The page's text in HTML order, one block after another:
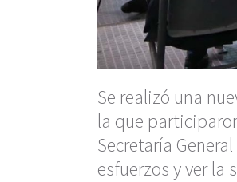
Se realizó una
la que
Secretaría
esfuerzos y ver